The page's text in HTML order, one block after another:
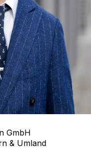
GmbH
& Umland